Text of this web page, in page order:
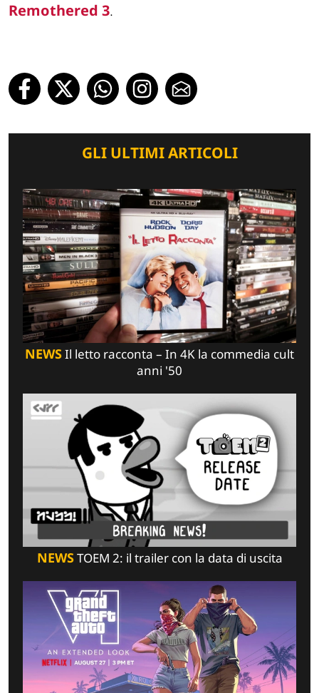
Remothered 3.
GLI ULTIMI ARTICOLI
NEWSIl letto racconta – In 4K la commedia cult
anni '50
NEWSTOEM 2: il trailer con la data di uscita